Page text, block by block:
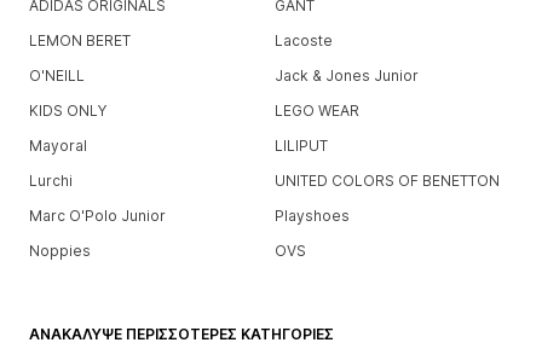
ADIDAS ORIGINALS
GANT
LEMON BERET
Lacoste
O'NEILL
Jack & Jones Junior
KIDS ONLY
LEGO WEAR
Mayoral
LILIPUT
Lurchi
UNITED COLORS OF BENETTON
Marc O'Polo Junior
Playshoes
Noppies
OVS
ΑΝΑΚΆΛΥΨΕ ΠΕΡΙΣΣΌΤΕΡΕΣ ΚΑΤΗΓΟΡΊΕΣ